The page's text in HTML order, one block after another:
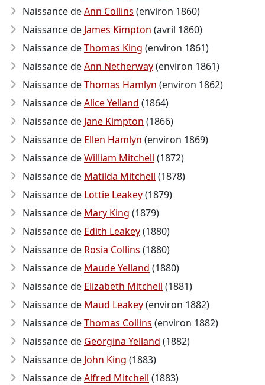
Naissance deAnn Collins (environ 1860)
Naissance de James Kimpton (avril 1860)
Naissance deThomas King (environ 1861)
Naissance deAnn Netherway(environ 1861)
Naissance deThomas Hamlyn (environ 1862)
Naissance deAlice Yelland (1864)
Naissance de Jane Kimpton (1866)
Naissance de Ellen Hamlyn (environ 1869)
Naissance deWilliam Mitchell (1872)
Naissance de Matilda Mitchell (1878)
Naissance de Lottie Leakey(1879)
Naissance de Mary King (1879)
Naissance de Edith Leakey(1880)
Naissance de Rosia Collins (1880)
Naissance de Maude Yelland (1880)
Naissance de Elizabeth Mitchell (1881)
Naissance de Maud Leakey(environ 1882)
Naissance deThomas Collins (environ 1882)
Naissance de Georgina Yelland (1882)
Naissance de John King (1883)
Naissance deAlfred Mitchell (1883)